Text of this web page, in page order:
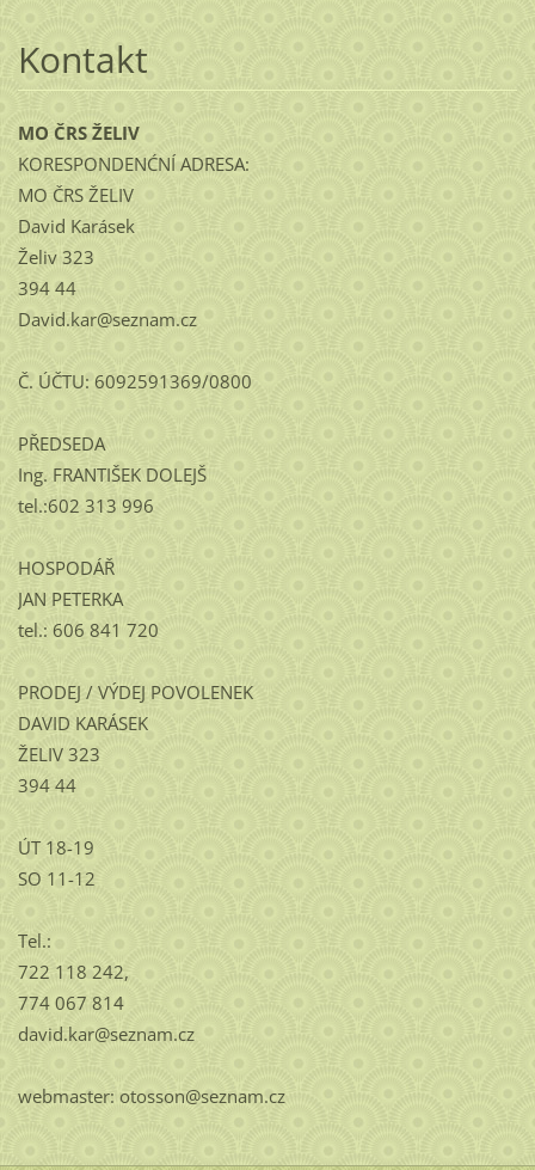
Kontakt
MO ČRS ŽELIV
KORESPONDENĆNÍ ADRESA:
MO ČRS ŽELIV
David Karásek
Želiv 323
394 44
David.kar@seznam.cz
Č. ÚČTU: 6092591369/0800
PŘEDSEDA
Ing. FRANTIŠEK DOLEJŠ
tel.:602 313 996
HOSPODÁŘ
JAN PETERKA
tel.: 606 841 720
PRODEJ / VÝDEJ POVOLENEK
DAVID KARÁSEK
ŽELIV 323
394 44
ÚT 18-19
SO 11-12
Tel.:
722 118 242,
774 067 814
david.kar@seznam.cz
webmaster: otosson@seznam.cz